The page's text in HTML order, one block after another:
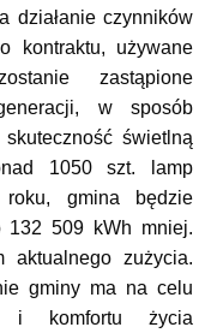
działanie czynników
kontraktu, używane
zastąpione
w sposób
świetlną
1050 szt. lamp
gmina będzie
132 509 kWh mniej.
zużycia.
gminy ma na celu
i komfortu życia